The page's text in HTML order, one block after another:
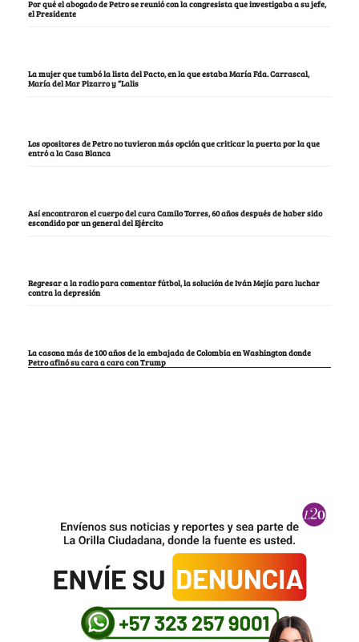
Por qué el abogado de Petro se reunió con la congresista que investigaba a su jefe,
el Presidente
La mujer que tumbó la lista del Pacto, en la que estaba María Fda. Carrascal,
María del Mar Pizarro y “Lalis
Los opositores de Petro no tuvieron más opción que criticar la puerta por la que
entró a la Casa Blanca
Así encontraron el cuerpo del cura Camilo Torres, 60 años después de haber sido
escondido por un general del Ejército
Regresar a la radio para comentar fútbol, la solución de Iván Mejía para luchar
contra la depresión
La casona más de 100 años de la embajada de Colombia en Washington donde
Petro afinó su cara a cara con Trump